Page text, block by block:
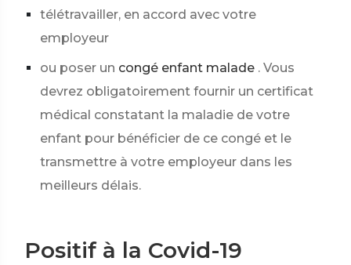
télétravailler, en accord avec votre
employeur
ou poser un congé enfant malade . Vous
devrez obligatoirement fournir un certificat
médical constatant la maladie de votre
enfant pour bénéficier de ce congé et le
transmettre à votre employeur dans les
meilleurs délais.
Positif à la Covid-19